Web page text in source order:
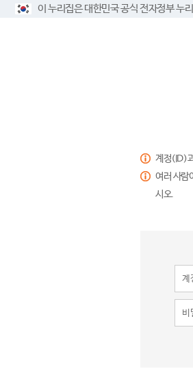
이 누리집은 대한민국 공식 전자정부 누
계정(ID)
여러 사람
시오.